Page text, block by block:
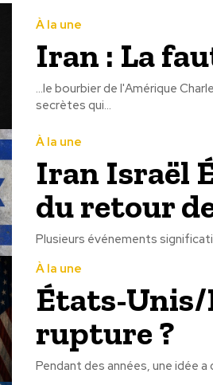
À la une
Iran : La
...le bourbier de l'Amérique Charles d'Anjou livre une analyse sans concession des dynamiques
secrètes qui...
À la une
Iran Israël
du retour
Plusieurs événements
À la une
États-Unis/
rupture ?
Pendant des années, une idée